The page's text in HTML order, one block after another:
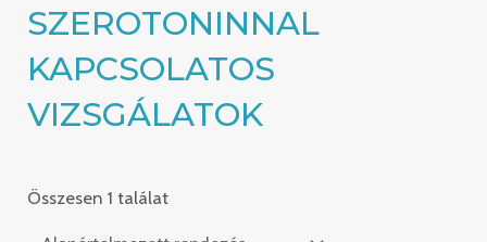
SZEROTONINNAL
KAPCSOLATOS
VIZSGÁLATOK
Összesen 1 találat